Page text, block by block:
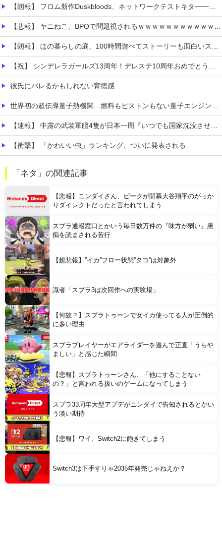
【朗報】 フロム新作Duskbloods、ネットワークテストキタ━━━━(゜∀゜)━━━━!!
【悲報】 ヤニねこ、BPOで問題視されるｗｗｗｗｗｗｗｗｗｗｗｗｗ
【朗報】 ほの暮らしの庭、100時間遊べてストーリーも面白いスタバレの上位互換だとまじで好評
【祝】 シンデレラガールズ13周年！デレステ10周年おめでとう！ガチャ更新SSR八神マキノ・イベントSRイヴ、SR望月聖！
彼氏にバレるかもしれない背徳感
世界初の超伝導量子熱機関…燃料もピストンもない量子エンジンが回った！
【速報】 中露の武装軍艦4隻が日本一周『いつでも国家沈没させられるぞ』
【衝撃】 「かわいい虫」ランキング、ついに発表される
Powered by livedoor 相互RSS
「ネタ」の関連記事
【悲報】ニンダイさん、ピークが開幕大谷翔平のがっか
りダイレクトだったと言われてしまう
スプラ通報窓口とかいう毎日数万件の『味方が弱い』愚
痴を読まされる苦行
【超悲報】”イカ”フロー状態”タコ”は対象外
識者「スプラ3は次回作への実験場」
【何故？】スプラトゥーンで女イカ使ってる人が圧倒的
に多い理由
スプラプレイヤーがエアライダーを遊んで正直「うらや
ましい」と感じた瞬間
【悲報】スプラトゥーンさん、「他にすることない
の？」と言われる扱いのゲームになってしまう
スプラ33周年大型アプデがニンダイで告知されるとかい
う淡い期待
【悲報】ワイ、Switch2に飽きてしまう
Switch3は下手すりゃ2035年発売じゃねえか？